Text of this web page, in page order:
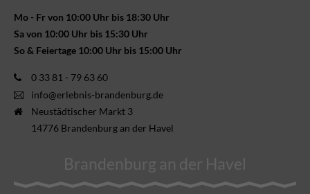
Mo - Fr von 10:00 Uhr bis 18:30 Uhr
Sa von 10:00 Uhr bis 15:30 Uhr
So & Feiertage 10:00 Uhr bis 15:00 Uhr
0 33 81 - 79 63 60
info@erlebnis-brandenburg.de
Neustädtischer Markt 3
14776 Brandenburg an der Havel
Brandenburg an der Havel